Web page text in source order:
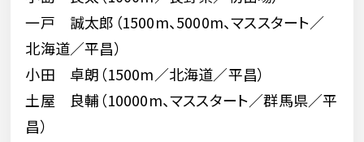
一戸 誠太郎（1500m、5000m、マススタート／
北海道／平昌）
小田 卓朗（1500m／北海道／平昌）
土屋 良輔（10000m、マススタート／群馬県／平
昌）